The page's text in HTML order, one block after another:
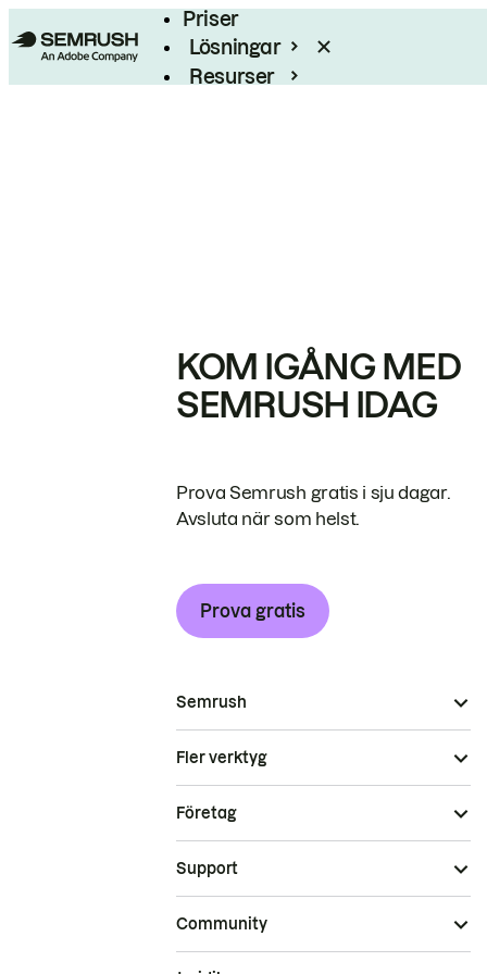
Priser
Lösningar
Resurser
KOM IGÅNG MED
SEMRUSH IDAG
Prova Semrush gratis i sju dagar.
Avsluta när som helst.
Prova gratis
Semrush
Fler verktyg
Företag
Support
Community